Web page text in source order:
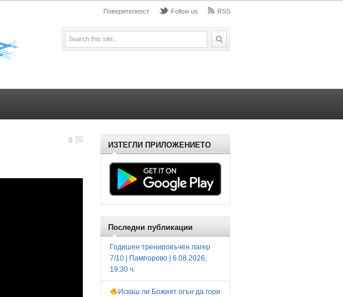
Поверителност Follow us RSS
0 ИЗТЕГЛИ ПРИЛОЖЕНИЕТО
Последни публикации
Годишен тренировъчен лагер
7/10 | Пампорово | 6.08.2026,
19:30 ч.
Искаш ли Божият огън да гори